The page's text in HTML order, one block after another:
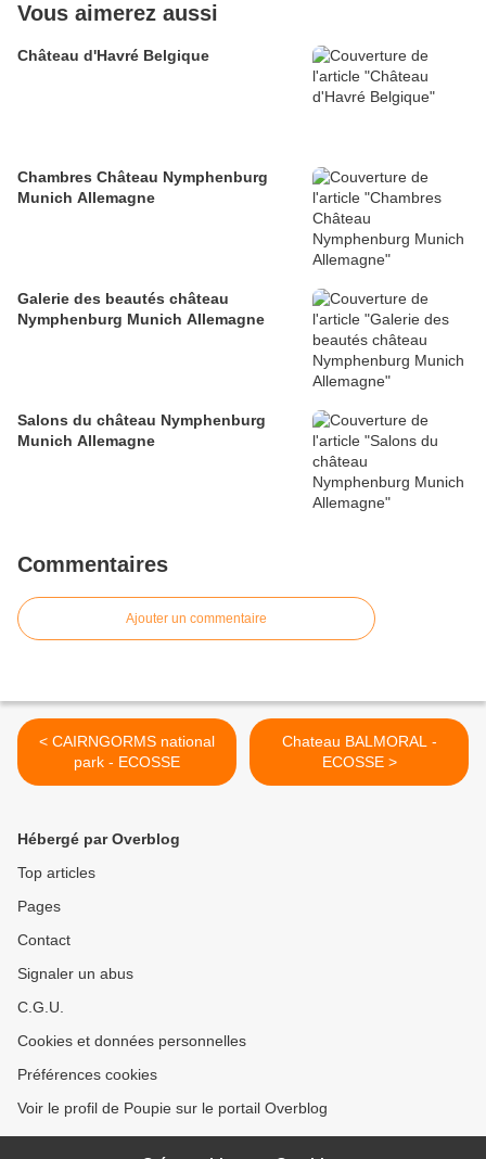
Vous aimerez aussi
Château d'Havré Belgique
Chambres Château Nymphenburg
Munich Allemagne
Galerie des beautés château
Nymphenburg Munich Allemagne
Salons du château Nymphenburg
Munich Allemagne
Commentaires
Ajouter un commentaire
< CAIRNGORMS national
park - ECOSSE
Chateau BALMORAL -
ECOSSE >
Hébergé par Overblog
Top articles
Pages
Contact
Signaler un abus
C.G.U.
Cookies et données personnelles
Préférences cookies
Voir le profil de Poupie sur le portail Overblog